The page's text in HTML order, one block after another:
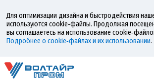
Для оптимизации дизайна и быстродействия
используются cookie‑файлы. Продолжая
вы соглашаетесь на использование
Подробнее о cookie‑файлах и их использовании.